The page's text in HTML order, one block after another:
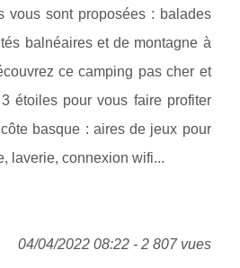
vous sont proposées : balades
balnéaires et de montagne à
ce camping pas cher et
étoiles pour vous faire profiter
basque : aires de jeux pour
laverie, connexion wifi...
04/04/2022 08:22 - 2 807 vues